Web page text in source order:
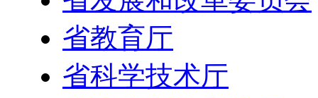
省教育厅
省科学技术厅